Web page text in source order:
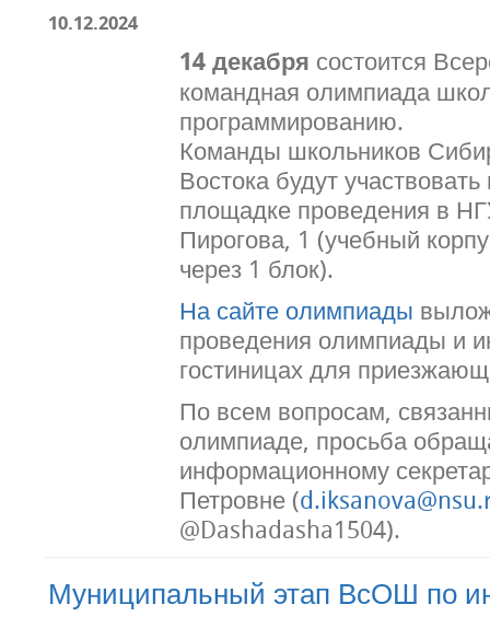
10.12.2024
14 декабря состоится
командная олимпиада
программированию.
Команды школьников
Востока будут
площадке проведения в
Пирогова, 1 (учебный
через 1 блок).
На сайте олимпиады
проведения олимпиады и
гостиницах для
По всем вопросам,
олимпиаде, просьба
информационному
Петровне (
@Dashadasha1504).
Муниципальный этап ВсОШ по